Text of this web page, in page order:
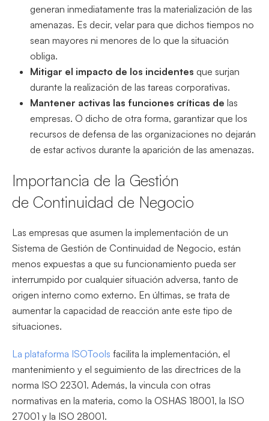
generan inmediatamente tras la materialización de las
amenazas. Es decir, velar para que dichos tiempos no
sean mayores ni menores de lo que la situación
obliga.
Mitigar el impacto de los incidentes que surjan
durante la realización de las tareas corporativas.
Mantener activas las funciones críticas de las
empresas. O dicho de otra forma, garantizar que los
recursos de defensa de las organizaciones no dejarán
de estar activos durante la aparición de las amenazas.
Importancia de la Gestión
de Continuidad de Negocio
Las empresas que asumen la implementación de un
Sistema de Gestión de Continuidad de Negocio, están
menos expuestas a que su funcionamiento pueda ser
interrumpido por cualquier situación adversa, tanto de
origen interno como externo. En últimas, se trata de
aumentar la capacidad de reacción ante este tipo de
situaciones.
La plataforma ISOTools facilita la implementación, el
mantenimiento y el seguimiento de las directrices de la
norma ISO 22301. Además, la vincula con otras
normativas en la materia, como la OSHAS 18001, la ISO
27001 y la ISO 28001.